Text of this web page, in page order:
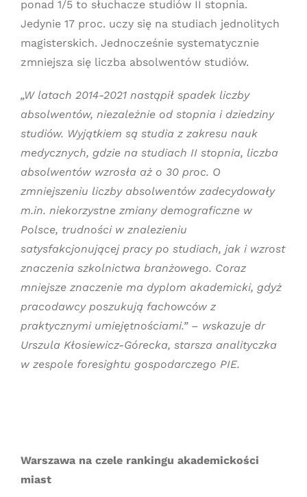
ponad 1/5 to słuchacze studiów II stopnia.
Jedynie 17 proc. uczy się na studiach jednolitych
magisterskich. Jednocześnie systematycznie
zmniejsza się liczba absolwentów studiów.
„W latach 2014-2021 nastąpił spadek liczby
absolwentów, niezależnie od stopnia i dziedziny
studiów. Wyjątkiem są studia z zakresu nauk
medycznych, gdzie na studiach II stopnia, liczba
absolwentów wzrosła aż o 30 proc. O
zmniejszeniu liczby absolwentów zadecydowały
m.in. niekorzystne zmiany demograficzne w
Polsce, trudności w znalezieniu
satysfakcjonującej pracy po studiach, jak i wzrost
znaczenia szkolnictwa branżowego. Coraz
mniejsze znaczenie ma dyplom akademicki, gdyż
pracodawcy poszukują fachowców z
praktycznymi umiejętnościami.” – wskazuje dr
Urszula Kłosiewicz-Górecka, starsza analityczka
w zespole foresightu gospodarczego PIE.
Warszawa na czele rankingu akademickości
miast